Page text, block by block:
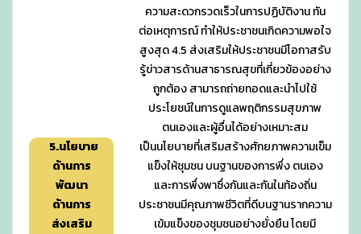
ความสะดวกรวดเร็วในการปฏิบัติงาน ทัน
ต่อเหตุการณ์ ทำให้ประชาชนเกิดความพอใจ
สูงสุด 4.5 ส่งเสริมให้ประชาชนมีโอกาสรับ
รู้ข่าวสารด้านสาธารณสุขที่เกี่ยวข้องอย่าง
ถูกต้อง สามารถถ่ายทอดและนำไปใช้
ประโยชน์ในการดูแลพฤติกรรมสุขภาพ
ตนเองและผู้อื่นได้อย่างเหมาะสม
5.นโยบาย
ด้านการ
พัฒนา
ด้านการ
ส่งเสริม
เป็นนโยบายที่เสริมสร้างศักยภาพความเข็ม
แข็งให้ชุมชน บนฐานของการพึ่ง ตนเอง
และการพึ่งพาซึ่งกันและกันในท้องถิ่น
ประชาชนมีคุณภาพชีวิตที่ดีบนฐานรากความ
เข้มแข็งของชุมชนอย่างยั่งยืน โดยมี